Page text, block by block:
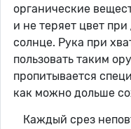
органические
и не теряет цвет
солнце. Рука при
пользовать таким
пропитывается
как можно дольше
Каждый срез